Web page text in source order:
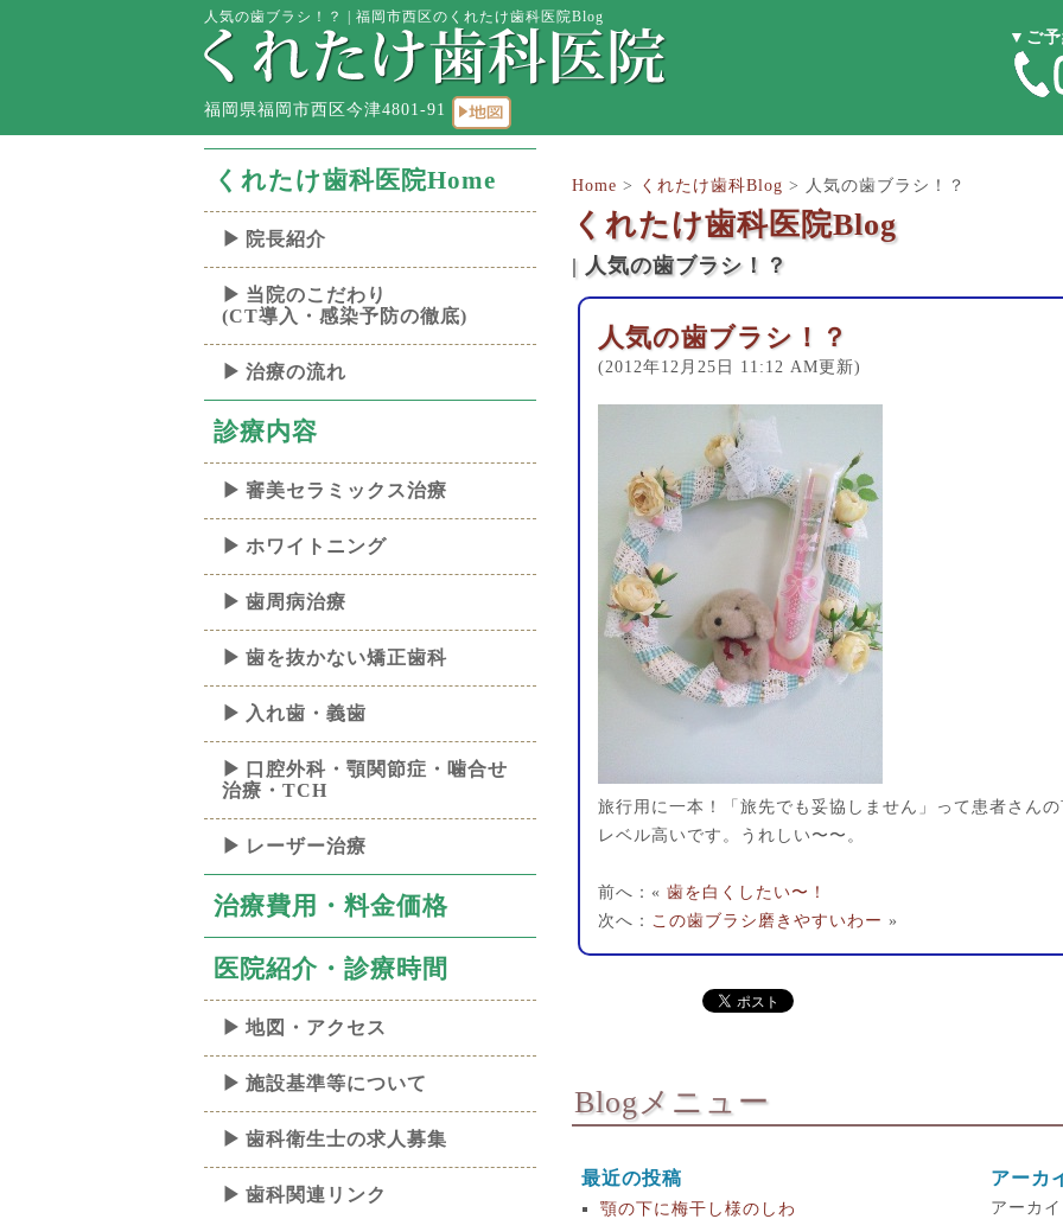
人気の歯ブラシ！？ | 福岡市西区のくれたけ歯科医院Blog
福岡県福岡市西区今津4801-91
▼ご予
くれたけ歯科医院Home
院長紹介
当院のこだわり
(CT導入・感染予防の徹底)
治療の流れ
診療内容
審美セラミックス治療
ホワイトニング
歯周病治療
歯を抜かない矯正歯科
入れ歯・義歯
口腔外科・顎関節症・噛合せ
治療・TCH
レーザー治療
治療費用・料金価格
医院紹介・診療時間
地図・アクセス
施設基準等について
歯科衛生士の求人募集
歯科関連リンク
Home > くれたけ歯科Blog > 人気の歯ブラシ！？
くれたけ歯科医院Blog
| 人気の歯ブラシ！？
人気の歯ブラシ！？
(2012年12月25日 11:12 AM更新)
旅行用に一本！「旅先でも妥協しません」って患者さん
レベル高いです。うれしい〜〜。
前へ：« 歯を白くしたい〜！
次へ： この歯ブラシ磨きやすいわー »
Blogメニュー
最近の投稿
顎の下に梅干し様のしわ
アーカ
アーカ